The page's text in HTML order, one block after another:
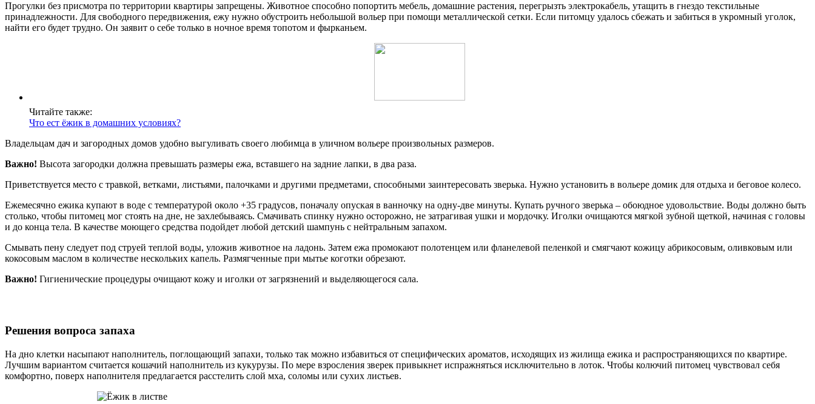
Прогулки без присмотра по территории квартиры запрещены. Животное способно попортить мебель, домашние растения, перегрызть электрокабель, утащить в гнездо текстильные
принадлежности. Для свободного передвижения, ежу нужно обустроить небольшой вольер при помощи металлической сетки. Если питомцу удалось сбежать и забиться в укромный уголок,
найти его будет трудно. Он заявит о себе только в ночное время топотом и фырканьем.
Читайте также:
Что ест ёжик в домашних условиях?
Владельцам дач и загородных домов удобно выгуливать своего любимца в уличном вольере произвольных размеров.
Важно! Высота загородки должна превышать размеры ежа, вставшего на задние лапки, в два раза.
Приветствуется место с травкой, ветками, листьями, палочками и другими предметами, способными заинтересовать зверька. Нужно установить в вольере домик для отдыха и беговое колесо.
Ежемесячно ежика купают в воде с температурой около +35 градусов, поначалу опуская в ванночку на одну-две минуты. Купать ручного зверька – обоюдное удовольствие. Воды должно быть
столько, чтобы питомец мог стоять на дне, не захлебываясь. Смачивать спинку нужно осторожно, не затрагивая ушки и мордочку. Иголки очищаются мягкой зубной щеткой, начиная с головы
и до конца тела. В качестве моющего средства подойдет любой детский шампунь с нейтральным запахом.
Смывать пену следует под струей теплой воды, уложив животное на ладонь. Затем ежа промокают полотенцем или фланелевой пеленкой и смягчают кожицу абрикосовым, оливковым или
кокосовым маслом в количестве нескольких капель. Размягченные при мытье коготки обрезают.
Важно! Гигиенические процедуры очищают кожу и иголки от загрязнений и выделяющегося сала.
Решения вопроса запаха
На дно клетки насыпают наполнитель, поглощающий запахи, только так можно избавиться от специфических ароматов, исходящих из жилища ежика и распространяющихся по квартире.
Лучшим вариантом считается кошачий наполнитель из кукурузы. По мере взросления зверек привыкнет испражняться исключительно в лоток. Чтобы колючий питомец чувствовал себя
комфортно, поверх наполнителя предлагается расстелить слой мха, соломы или сухих листьев.